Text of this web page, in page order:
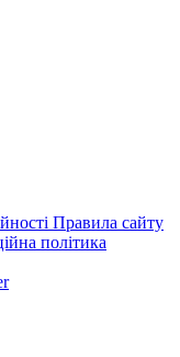
Правила сайту
політика